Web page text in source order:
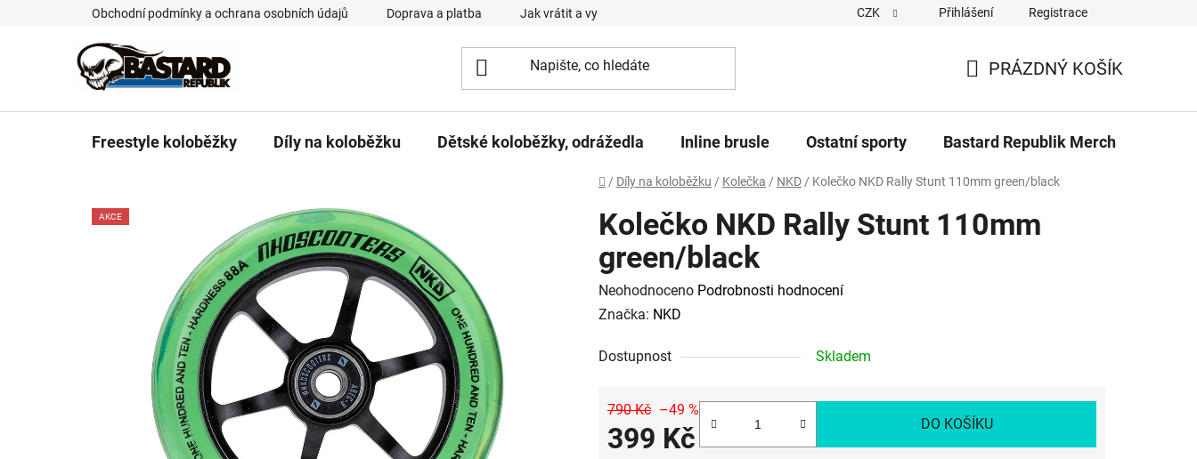
Obchodní podmínky a ochrana osobních údajů Doprava a platba Jak vrátit a vyměnit zboží Cookies Kontakty Napiště nám
CZK Přihlášení Registrace
KOŠÍK
PRÁZDNÝ KOŠÍK
Freestyle koloběžky Díly na koloběžku Dětské koloběžky, odrážedla Inline brusle Ostatní sporty Bastard Republik Merch
Domů
/ Díly na koloběžku / Kolečka / NKD / Kolečko NKD Rally Stunt 110mm green/black
Kolečko NKD Rally Stunt 110mm
green/black
Průměrné
hodnocení
je
Neohodnoceno Podrobnosti hodnocení
Značka: NKD
Dostupnost Skladem
790 Kč –49 %
399 Kč DO KOŠÍKU
AKCE